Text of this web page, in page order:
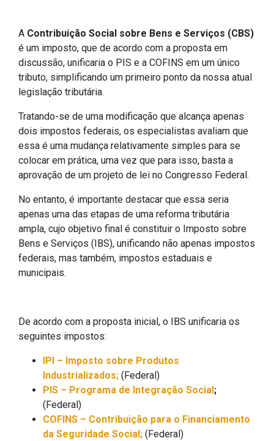
A Contribuição Social sobre Bens e Serviços (CBS)
é um imposto, que de acordo com a proposta em
discussão, unificaria o PIS e a COFINS em um único
tributo, simplificando um primeiro ponto da nossa atual
legislação tributária.
Tratando-se de uma modificação que alcança apenas
dois impostos federais, os especialistas avaliam que
essa é uma mudança relativamente simples para se
colocar em prática, uma vez que para isso, basta a
aprovação de um projeto de lei no Congresso Federal.
No entanto, é importante destacar que essa seria
apenas uma das etapas de uma reforma tributária
ampla, cujo objetivo final é constituir o Imposto sobre
Bens e Serviços (IBS), unificando não apenas impostos
federais, mas também, impostos estaduais e
municipais.
De acordo com a proposta inicial, o IBS unificaria os
seguintes impostos:
IPI – Imposto sobre Produtos
Industrializados; (Federal)
PIS – Programa de Integração Social;
(Federal)
COFINS – Contribuição para o Financiamento
da Seguridade Social; (Federal)